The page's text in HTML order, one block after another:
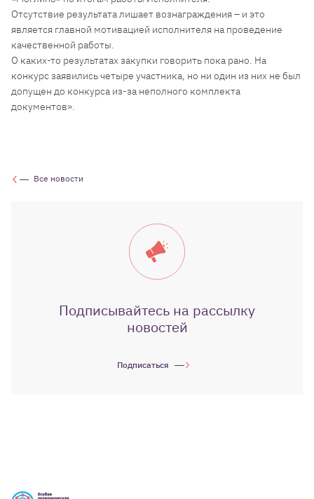
Отсутствие результата лишает вознаграждения – и это
является главной мотивацией исполнителя на проведение
качественной работы.
О каких-то результатах закупки говорить пока рано. На
конкурс заявились четыре участника, но ни один из них не был
допущен до конкурса из-за неполного комплекта
документов».
Все новости
Подписывайтесь на рассылку
новостей
Подписаться